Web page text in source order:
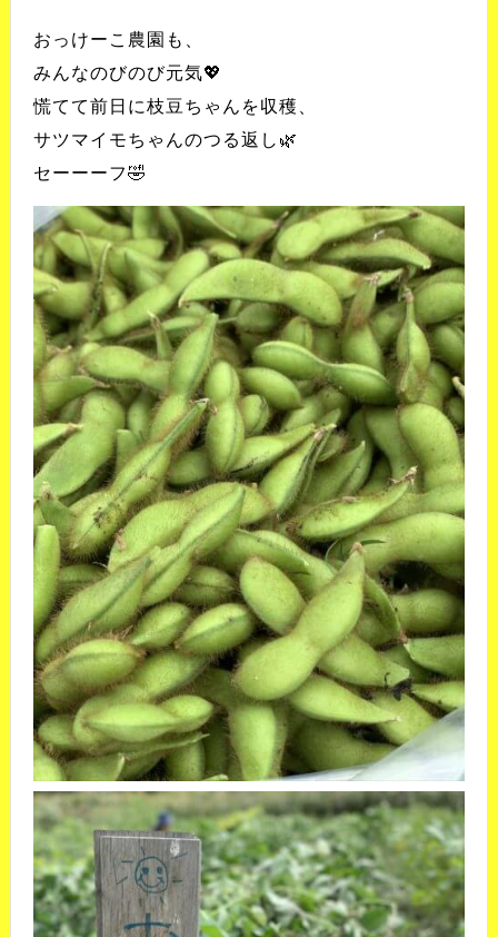
おっけーこ農園も、
みんなのびのび元気💖
慌てて前日に枝豆ちゃんを収穫、
サツマイモちゃんのつる返し🌿
セーーーフ🤣